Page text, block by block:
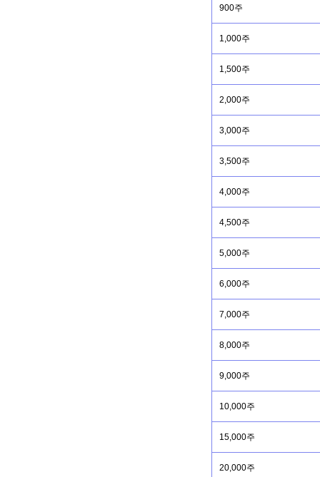
900주
1,000주
1,500주
2,000주
3,000주
3,500주
4,000주
4,500주
5,000주
6,000주
7,000주
8,000주
9,000주
10,000주
15,000주
20,000주